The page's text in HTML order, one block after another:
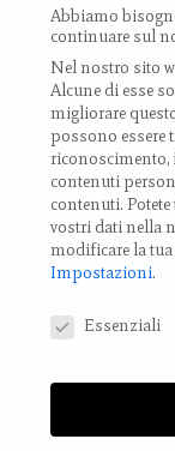
Via
40017 Palata
Emilia-
TEL.: +39 0519
Modifica
© 2023 LA LUNA
Abbiamo
continuare sul
Nel nostro sito
Alcune di esse
migliorare
possono essere
riconoscimento,
contenuti
contenuti.
vostri dati nella
modificare la
Impostazioni.
Essenziali